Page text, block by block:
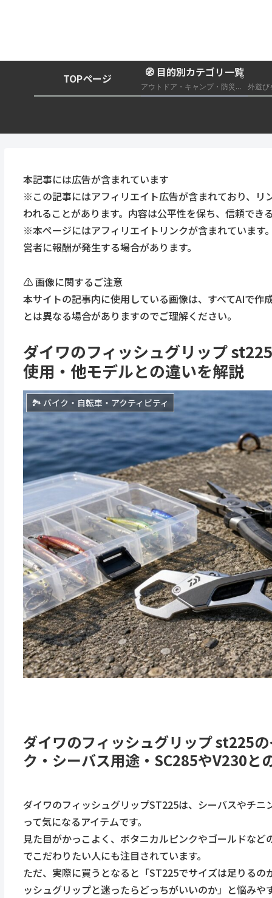
TOPページ 🧭 目的別カテゴリ一覧
アウトドア・キャンプ・防災グッズ総合まとめ
本記事には広告が含まれています
※この記事にはアフィリエイト広告が含まれており、
われることがあります。内容は公平性を保ち、信頼でき
※本ページにはアフィリエイトリンクが含まれています
営者に報酬が発生する場合があります。
⚠️ 画像に関するご注意
本サイトの記事内に使用している画像は、すべてAIで
とは異なる場合がありますのでご理解ください。
ダイワのフィッシュグリップ
使用・他モデルとの違いを解説
🏞 バイク・自転車・アクティビティ
ダイワのフィッシュグリップ st225
ク・シーバス用途・SC285やV230
ダイワのフィッシュグリップST225は、シーバスやチ
って気になるアイテムです。
見た目がかっこよく、ボタニカルピンクやゴールドな
でこだわりたい人にも注目されています。
ただ、実際に買うとなると「ST225でサイズは足りる
ッシュグリップと迷ったらどっちがいいのか」と悩みや